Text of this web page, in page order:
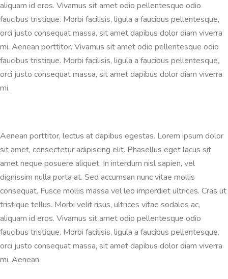
aliquam id eros. Vivamus sit amet odio pellentesque odio
faucibus tristique. Morbi facilisis, ligula a faucibus pellentesque,
orci justo consequat massa, sit amet dapibus dolor diam viverra
mi. Aenean porttitor. Vivamus sit amet odio pellentesque odio
faucibus tristique. Morbi facilisis, ligula a faucibus pellentesque,
orci justo consequat massa, sit amet dapibus dolor diam viverra
mi.
Aenean porttitor, lectus at dapibus egestas. Lorem ipsum dolor
sit amet, consectetur adipiscing elit. Phasellus eget lacus sit
amet neque posuere aliquet. In interdum nisl sapien, vel
dignissim nulla porta at. Sed accumsan nunc vitae mollis
consequat. Fusce mollis massa vel leo imperdiet ultrices. Cras ut
tristique tellus. Morbi velit risus, ultrices vitae sodales ac,
aliquam id eros. Vivamus sit amet odio pellentesque odio
faucibus tristique. Morbi facilisis, ligula a faucibus pellentesque,
orci justo consequat massa, sit amet dapibus dolor diam viverra
mi. Aenean